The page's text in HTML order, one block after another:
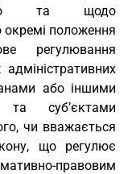
та щодо
окремі положення
регулювання
або іншими
суб’єктами
чи вважається
що регулює
правовим